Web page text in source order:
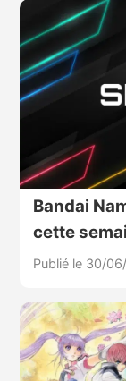
Bandai
cette
Publié le 30/